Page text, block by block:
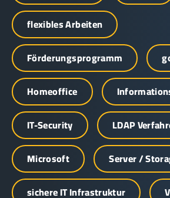
flexibles Arbeiten
Förderungsprogramm
Homeoffice
IT-Security
LDAP
Microsoft
Server /
sichere IT Infrastruktur